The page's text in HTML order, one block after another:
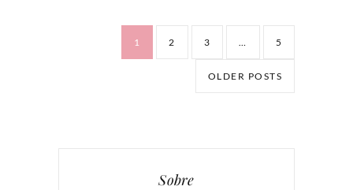
1 2 3 … 5
OLDER POSTS
Sobre